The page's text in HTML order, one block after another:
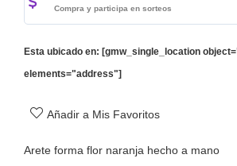
Compra y participa en sorteos
Esta ubicado en: [gmw_single_location
elements="address"]
Añadir a Mis Favoritos
Arete forma flor naranja hecho a mano